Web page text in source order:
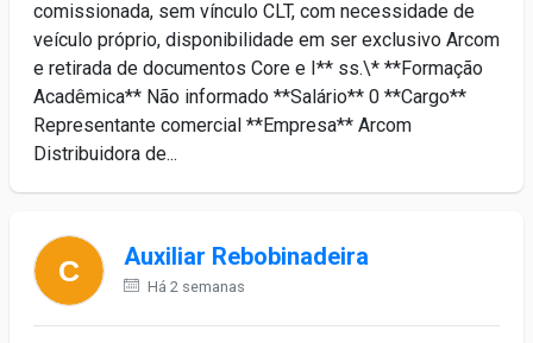
comissionada, sem vínculo CLT, com necessidade de
veículo próprio, disponibilidade em ser exclusivo Arcom
e retirada de documentos Core e I** ss.\* **Formação
Acadêmica** Não informado **Salário** 0 **Cargo**
Representante comercial **Empresa** Arcom
Distribuidora de...
Auxiliar Rebobinadeira
Há 2 semanas